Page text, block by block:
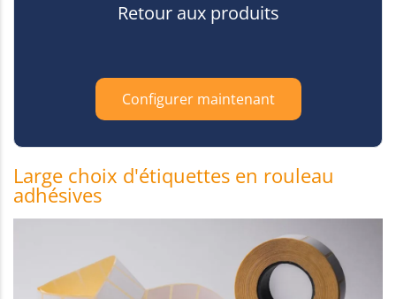
Retour aux produits
Configurer maintenant
Large choix d'étiquettes en rouleau
adhésives